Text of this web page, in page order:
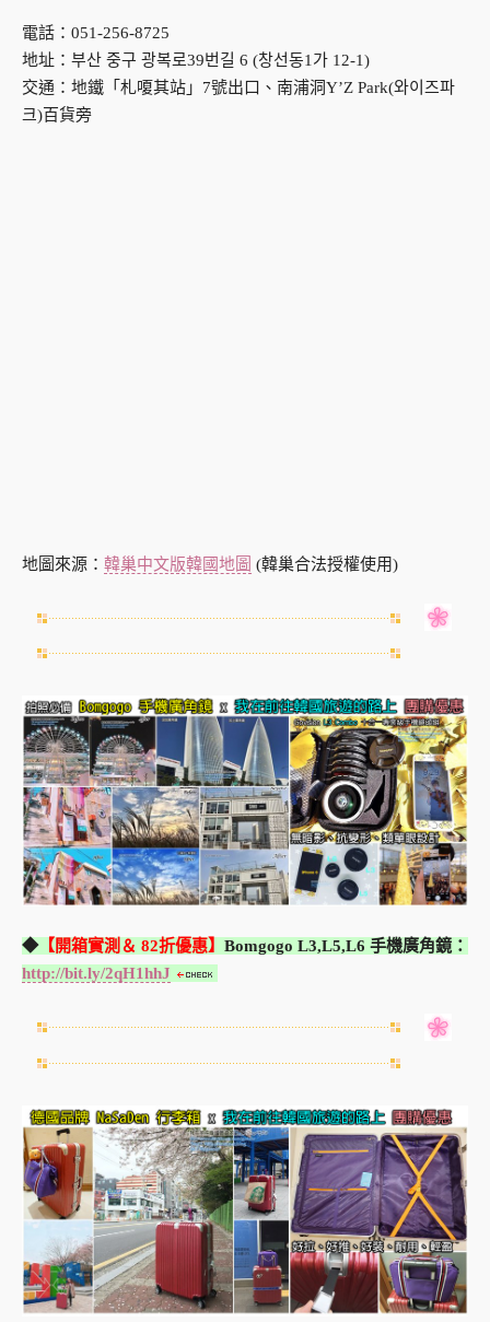
電話：051-256-8725
地址：부산 중구 광복로39번길 6 (창선동1가 12-1)
交通：地鐵「札嗄其站」7號出口、南浦洞Y’Z Park(와이즈파
크)百貨旁
地圖來源： 韓巢中文版韓國地圖 (韓巢合法授權使用)
◆【開箱實測＆ 82折優惠】 Bomgogo L3,L5,L6 手機廣角鏡：
http://bit.ly/2qH1hhJ